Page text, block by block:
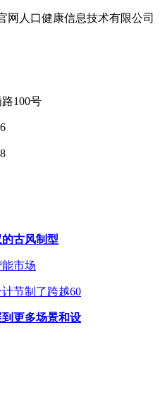
网人口健康信息技术有限公司
100号
古风制型
市场
计节制了跨越60
更多场景和设